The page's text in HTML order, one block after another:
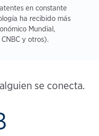
en constante
ha recibido más
Mundial,
y otros).
se conecta.